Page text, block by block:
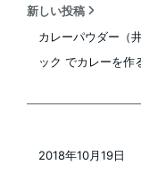
新しい投稿
カレーパウダー（
ック でカレーを作
2018年10月19日